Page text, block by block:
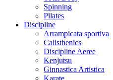
Spinning
Pilates
Discipline
Arrampicata sportiva
Calisthenics
Discipline Aeree
Kenjutsu
Ginnastica Artistica
Karate